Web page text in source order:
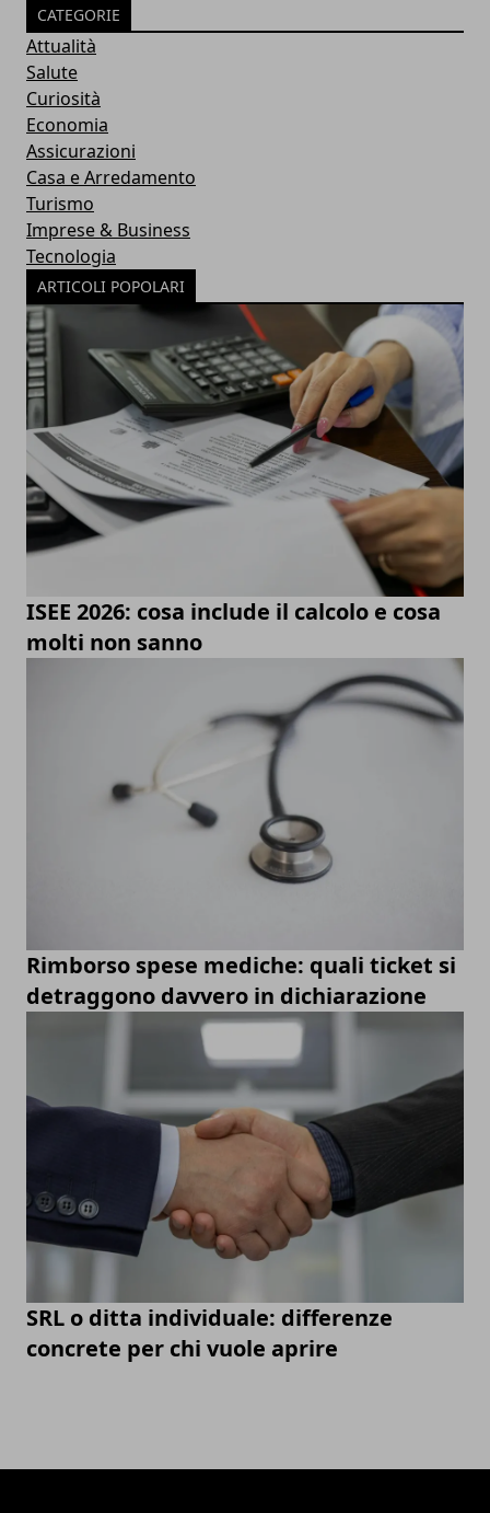
CATEGORIE
Attualità
Salute
Curiosità
Economia
Assicurazioni
Casa e Arredamento
Turismo
Imprese & Business
Tecnologia
ARTICOLI POPOLARI
ISEE 2026: cosa include il calcolo e cosa
molti non sanno
Rimborso spese mediche: quali ticket si
detraggono davvero in dichiarazione
SRL o ditta individuale: differenze
concrete per chi vuole aprire